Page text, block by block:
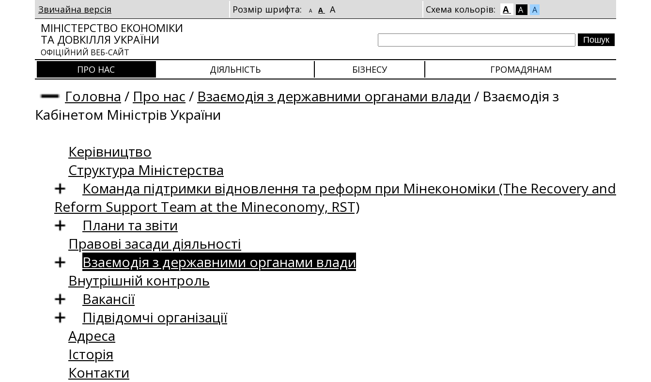
Звичайна версія Розмір шрифта: A A A Схема кольорів: A A A
МІНІСТЕРСТВО ЕКОНОМІКИ
ТА ДОВКІЛЛЯ УКРАЇНИ
ОФІЦІЙНИЙ ВЕБ-САЙТ
ПРО НАС ДІЯЛЬНІСТЬ БІЗНЕСУ ГРОМАДЯНАМ
Головна / Про нас / Взаємодія з державними органами влади / Взаємодія з
Кабінетом Міністрів України
Керівництво
Структура Міністерства
Команда підтримки відновлення та реформ при Мінекономіки (The Recovery and
Reform Support Team at the Mineconomy, RST)
Плани та звіти
Правові засади діяльності
Взаємодія з державними органами влади
Внутрішній контроль
Вакансії
Підвідомчі організації
Адреса
Історія
Контакти